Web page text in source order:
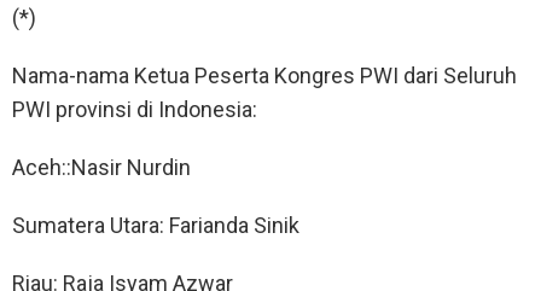
(*)
Nama-nama Ketua Peserta Kongres PWI dari Seluruh
PWI provinsi di Indonesia:
Aceh::Nasir Nurdin
Sumatera Utara: Farianda Sinik
Riau: Raja Isyam Azwar